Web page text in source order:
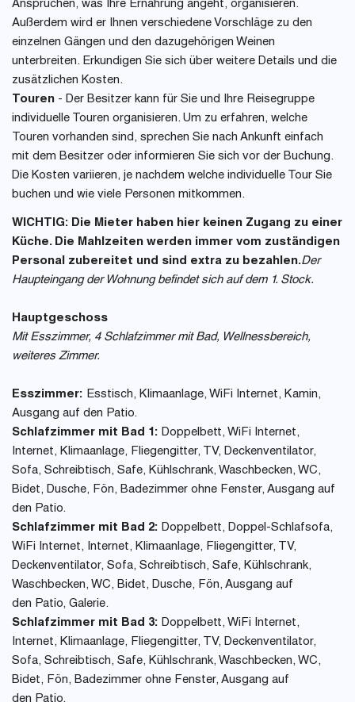
Ansprüchen, was Ihre Ernährung angeht, organisieren.
Außerdem wird er Ihnen verschiedene Vorschläge zu den
einzelnen Gängen und den dazugehörigen Weinen
unterbreiten. Erkundigen Sie sich über weitere Details und die
zusätzlichen Kosten.
Touren - Der Besitzer kann für Sie und Ihre Reisegruppe
individuelle Touren organisieren. Um zu erfahren, welche
Touren vorhanden sind, sprechen Sie nach Ankunft einfach
mit dem Besitzer oder informieren Sie sich vor der Buchung.
Die Kosten variieren, je nachdem welche individuelle Tour Sie
buchen und wie viele Personen mitkommen.
WICHTIG: Die Mieter haben hier keinen Zugang zu einer
Küche. Die Mahlzeiten werden immer vom zuständigen
Personal zubereitet und sind extra zu bezahlen.Der
Haupteingang der Wohnung befindet sich auf dem 1. Stock.
Hauptgeschoss
Mit Esszimmer, 4 Schlafzimmer mit Bad, Wellnessbereich,
weiteres Zimmer.
Esszimmer: Esstisch, Klimaanlage, WiFi Internet, Kamin,
Ausgang auf den Patio.
Schlafzimmer mit Bad 1: Doppelbett, WiFi Internet,
Internet, Klimaanlage, Fliegengitter, TV, Deckenventilator,
Sofa, Schreibtisch, Safe, Kühlschrank, Waschbecken, WC,
Bidet, Dusche, Fön, Badezimmer ohne Fenster, Ausgang auf
den Patio.
Schlafzimmer mit Bad 2: Doppelbett, Doppel-Schlafsofa,
WiFi Internet, Internet, Klimaanlage, Fliegengitter, TV,
Deckenventilator, Sofa, Schreibtisch, Safe, Kühlschrank,
Waschbecken, WC, Bidet, Dusche, Fön, Ausgang auf
den Patio, Galerie.
Schlafzimmer mit Bad 3: Doppelbett, WiFi Internet,
Internet, Klimaanlage, Fliegengitter, TV, Deckenventilator,
Sofa, Schreibtisch, Safe, Kühlschrank, Waschbecken, WC,
Bidet, Fön, Badezimmer ohne Fenster, Ausgang auf
den Patio.